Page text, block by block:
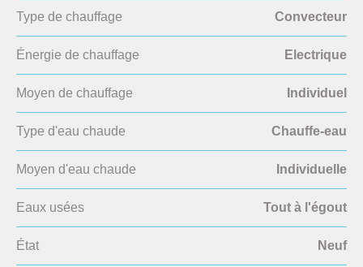
Type de chauffage Convecteur
Énergie de chauffage Electrique
Moyen de chauffage Individuel
Type d'eau chaude Chauffe-eau
Moyen d'eau chaude Individuelle
Eaux usées Tout à l'égout
État Neuf